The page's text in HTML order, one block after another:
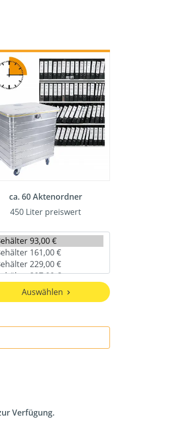
ca. 60 Aktenordner
450 Liter preiswert
Auswählen
Verfügung.